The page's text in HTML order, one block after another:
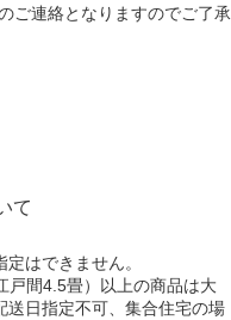
ご連絡となりますのでご了承
て
はできません。
戸間4.5畳）以上の商品は大
送日指定不可、集合住宅の場